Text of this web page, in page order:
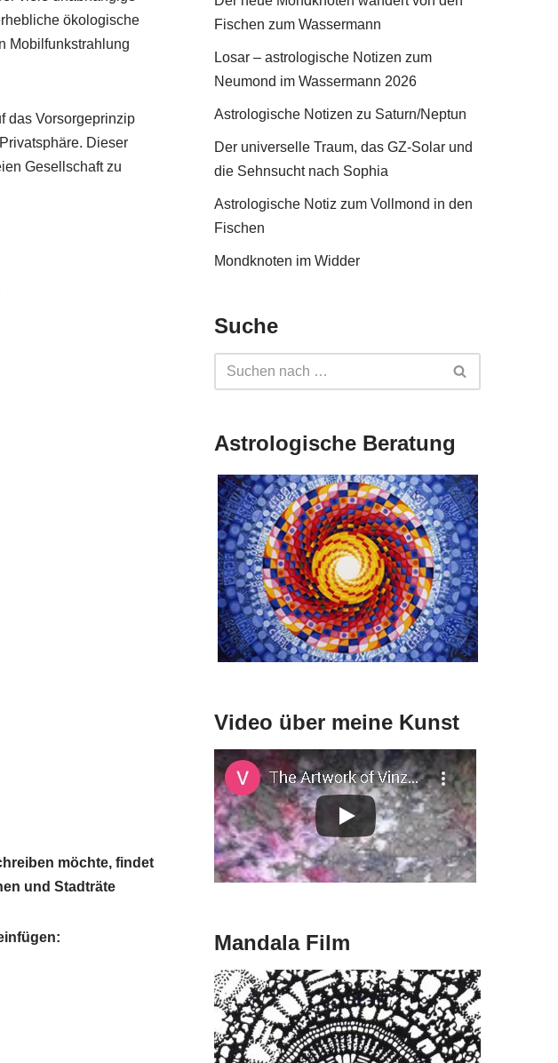
ökologische
Mobilfunkstrahlung
das Vorsorgeprinzip
Dieser
Gesellschaft zu
möchte, findet
und Stadträte
Fischen zum Wassermann
Losar – astrologische Notizen zum
Neumond im Wassermann 2026
Astrologische Notizen zu Saturn/Neptun
Der universelle Traum, das GZ-Solar und
die Sehnsucht nach Sophia
Astrologische Notiz zum Vollmond in den
Fischen
Mondknoten im Widder
Suche
Astrologische Beratung
Video über meine Kunst
Mandala Film